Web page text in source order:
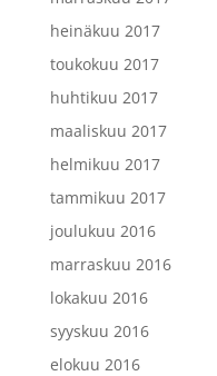
heinäkuu 2017
toukokuu 2017
huhtikuu 2017
maaliskuu 2017
helmikuu 2017
tammikuu 2017
joulukuu 2016
marraskuu 2016
lokakuu 2016
syyskuu 2016
elokuu 2016